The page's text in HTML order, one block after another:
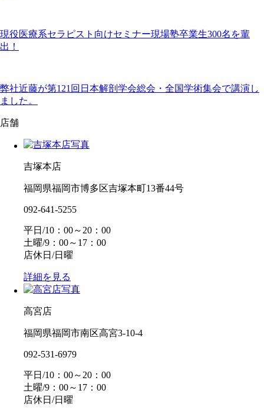
現役医療系セラピスト向けセミナー現場塾卒業生300名を輩
出！
弊社近藤が第121回日本解剖学会総会・全国学術集会で講演し
ました。
店舗
吉塚本店
福岡県福岡市博多区吉塚本町13番44号
092-641-5255
平日/10：00～20：00
土曜/9：00～17：00
店休日/日曜
詳細を見る
高宮店
福岡県福岡市南区高宮3-10-4
092-531-6979
平日/10：00～20：00
土曜/9：00～17：00
店休日/日曜